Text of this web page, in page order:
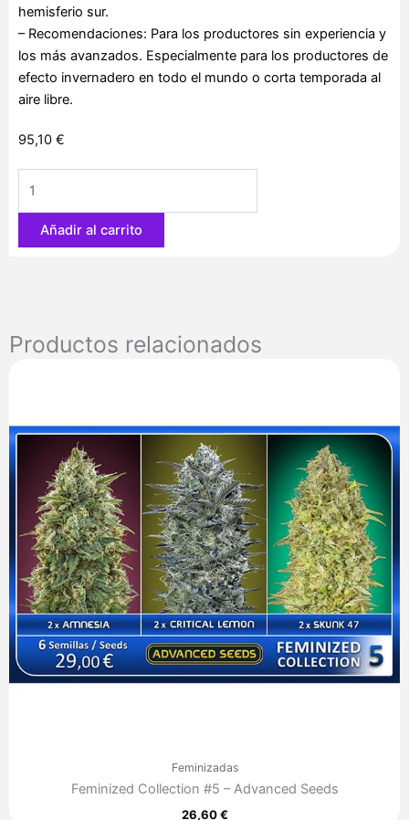
hemisferio sur.
– Recomendaciones: Para los productores sin experiencia y
los más avanzados. Especialmente para los productores de
efecto invernadero en todo el mundo o corta temporada al
aire libre.
95,10 €
Skunk
u.
cantidad
Añadir al carrito
Productos relacionados
Feminizadas
Feminized Collection #5 – Advanced Seeds
26,60€